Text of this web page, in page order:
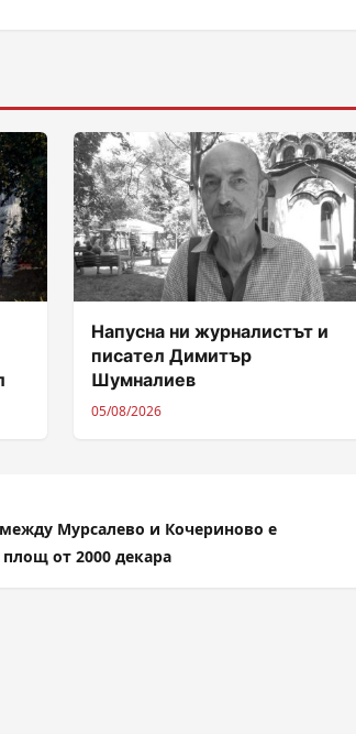
Напусна ни журналистът и
писател Димитър
Шумналиев
05/08/2026
Мурсалево и Кочериново е
от 2000 декара